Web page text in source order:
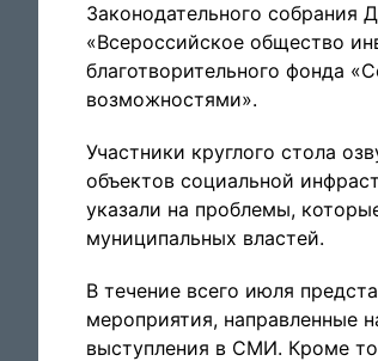
Законодательного собрания
«Всероссийское общество
благотворительного фонда
возможностями».
Участники круглого стола
объектов социальной
указали на проблемы,
муниципальных властей.
В течение всего июля
мероприятия, направленные
выступления в СМИ. Кроме